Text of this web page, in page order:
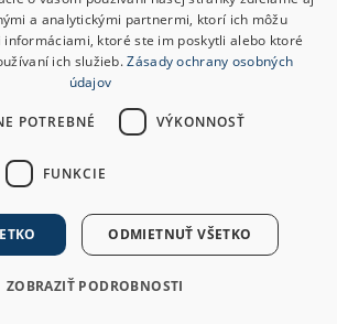
a analytickými partnermi, ktorí ich môžu
informáciami, ktoré ste im poskytli alebo ktoré
ich služieb.Zásady ochrany osobných
údajov
POTREBNÉ VÝKONNOSŤ
FUNKCIE
ODMIETNUŤ VŠETKO
ZOBRAZIŤ PODROBNOSTI